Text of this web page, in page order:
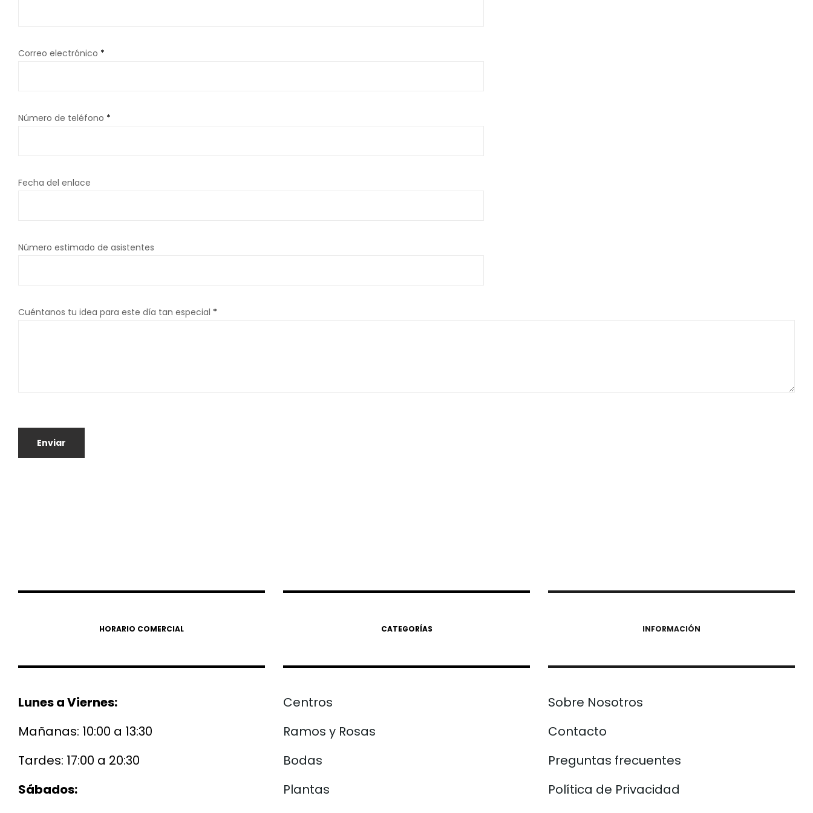
Correo electrónico *
Número de teléfono *
Fecha del enlace
Número estimado de asistentes
Cuéntanos tu idea para este día tan especial *
Enviar
HORARIO COMERCIAL
Lunes a Viernes:
Mañanas: 10:00 a 13:30
Tardes: 17:00 a 20:30
Sábados:
CATEGORÍAS
Centros
Ramos y Rosas
Bodas
Plantas
INFORMACIÓN
Sobre Nosotros
Contacto
Preguntas frecuentes
Política de Privacidad